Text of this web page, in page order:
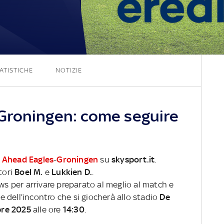
1 - 1
NOTIZIE
come seguire
Ahead Eagles-Groningen suskysport.it
Boel M. e Lukkien D.
per arrivare preparato al meglio al match e
che si giocherà allo stadio De
2025alle ore 14:30.